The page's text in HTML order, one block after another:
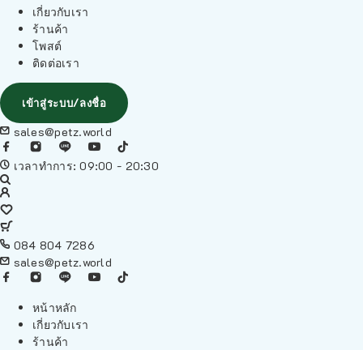
เกี่ยวกับเรา
ร้านค้า
โพสต์
ติดต่อเรา
เข้าสู่ระบบ/ลงชื่อ
sales@petz.world
เวลาทำการ: 09:00 - 20:30
084 804 7286
sales@petz.world
หน้าหลัก
เกี่ยวกับเรา
ร้านค้า